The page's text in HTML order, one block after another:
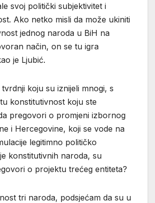
svoj politički subjektivitet i
Ako netko misli da može ukiniti
jednog naroda u BiH na
način, on se tu igra
je Ljubić.
koju su iznijeli mnogi, s
konstitutivnost koju ste
pregovori o promjeni izbornog
i Hercegovine, koji se vode na
legitimno političko
konstitutivnih naroda, su
o projektu trećeg entiteta?
tri naroda, podsjećam da su u